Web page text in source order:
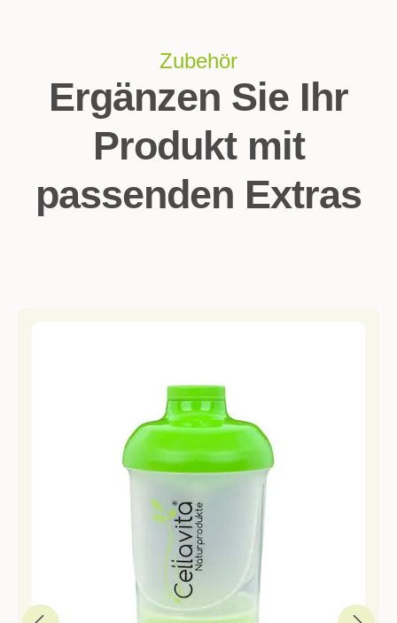
Zubehör
Ergänzen Sie Ihr
Produkt mit
passenden Extras